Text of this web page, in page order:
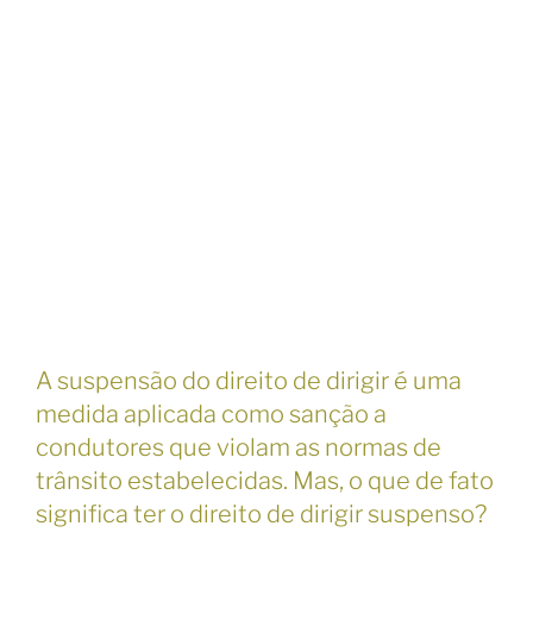
A suspensão do direito de dirigir é uma
medida aplicada como sanção a
condutores que violam as normas de
trânsito estabelecidas. Mas, o que de fato
significa ter o direito de dirigir suspenso?